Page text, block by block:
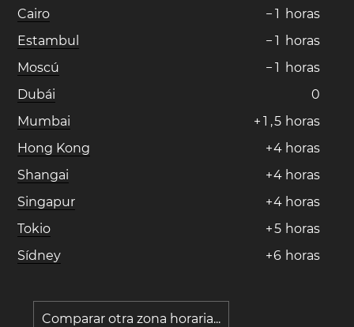
Cairo
− 1 horas
Estambul
− 1 horas
Moscú
− 1 horas
Dubái
0
Mumbai
+ 1 ,5 horas
Hong Kong
+4 horas
Shangai
+4 horas
Singapur
+4 horas
Tokio
+5 horas
Sídney
+6 horas
Comparar otra zona horaria...